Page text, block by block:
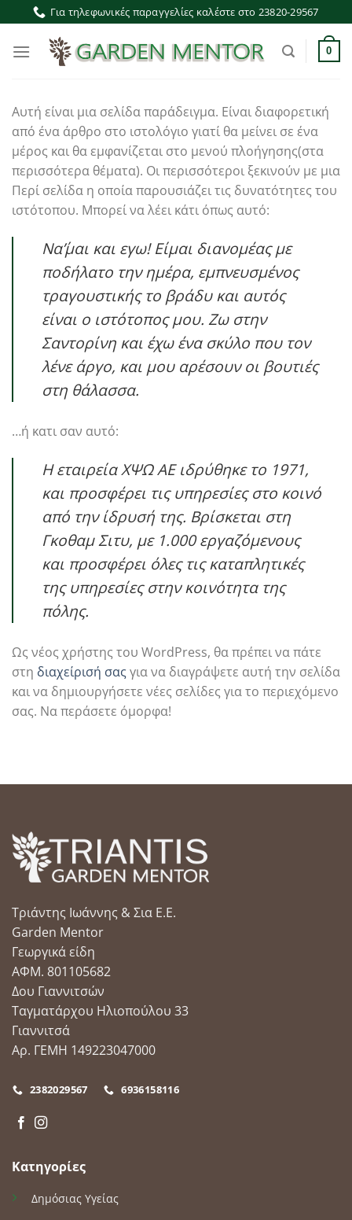
Μετάβαση
στο
περιεχόμενο
Για τηλεφωνικές παραγγελίες καλέστε στο 23820-29567
0
Αυτή είναι μια σελίδα παράδειγμα. Είναι διαφορετική
από ένα άρθρο στο ιστολόγιο γιατί θα μείνει σε ένα
μέρος και θα εμφανίζεται στο μενού πλοήγησης(στα
περισσότερα θέματα). Οι περισσότεροι ξεκινούν με μια
Περί σελίδα η οποία παρουσιάζει τις δυνατότητες του
ιστότοπου. Μπορεί να λέει κάτι όπως αυτό:
Να΄’μαι και εγω! Είμαι διανομέας με
ποδήλατο την ημέρα, εμπνευσμένος
τραγουστικής το βράδυ και αυτός
είναι ο ιστότοπος μου. Ζω στην
Σαντορίνη και έχω ένα σκύλο που τον
λένε άργο, και μου αρέσουν οι βουτιές
στη θάλασσα.
…ή κατι σαν αυτό:
Η εταιρεία ΧΨΩ ΑΕ ιδρύθηκε το 1971,
και προσφέρει τις υπηρεσίες στο κοινό
από την ίδρυσή της. Βρίσκεται στη
Γκοθαμ Σιτυ, με 1.000 εργαζόμενους
και προσφέρει όλες τις καταπλητικές
της υπηρεσίες στην κοινότητα της
πόλης.
Ως νέος χρήστης του WordPress, θα πρέπει να πάτε
στη διαχείρισή σας για να διαγράψετε αυτή την σελίδα
και να δημιουργήσετε νέες σελίδες για το περιεχόμενο
σας. Να περάσετε όμορφα!
Τριάντης Ιωάννης & Σια Ε.Ε.
Garden Mentor
Γεωργικά είδη
ΑΦΜ. 801105682
Δου Γιαννιτσών
Ταγματάρχου Ηλιοπούλου 33
Γιαννιτσά
Αρ. ΓΕΜΗ 149223047000
2382029567 6936158116
Κατηγορίες
Δημόσιας Υγείας